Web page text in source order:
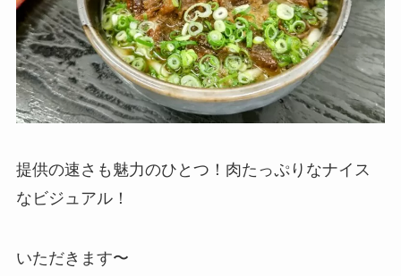
提供の速さも魅力のひとつ！肉たっぷりなナイス
なビジュアル！
いただきます〜